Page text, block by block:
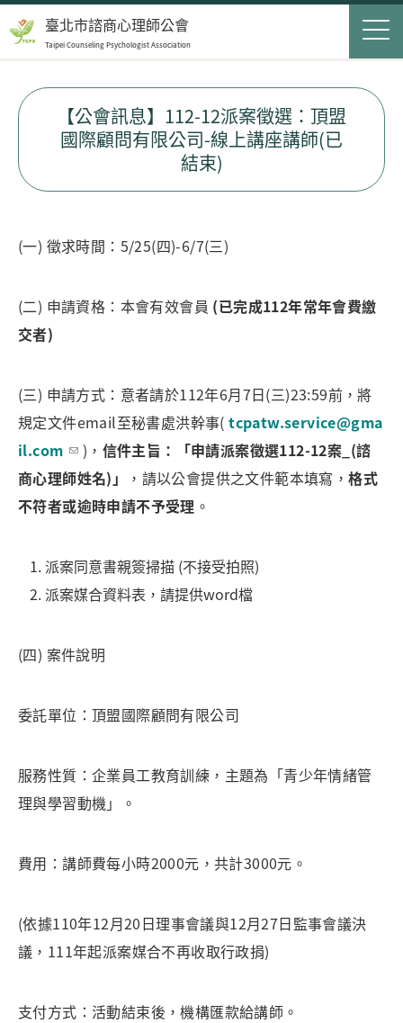
最新消息
會員服務
民眾服務
聯絡我們
登入 申請入會
搜尋
Jump to Navigation
Jump to Main content
【公會訊息】112-12派案徵選：頂盟
國際顧問有限公司-線上講座講師(已
結束)
(一) 徵求時間：5/25(四)-6/7(三)
(二) 申請資格：本會有效會員 (已完成112年常年會費繳
交者)
(三) 申請方式：意者請於112年6月7日(三)23:59前，將
規定文件email至秘書處洪幹事( tcpatw.service@gma
il.com
)， 信件主旨：「申請派案徵選112-12案_(諮
商心理師姓名)」
，請以公會提供之文件範本填寫，格式
不符者或逾時申請不予受理 。
派案同意書親簽掃描 (不接受拍照)
派案媒合資料表，請提供word檔
(四) 案件說明
委託單位：頂盟國際顧問有限公司
服務性質：企業員工教育訓練，主題為「青少年情緒管
理與學習動機」。
費用：講師費每小時2000元，共計3000元。
(依據110年12月20日理事會議與12月27日監事會議決
議，111年起派案媒合不再收取行政捐)
支付方式：活動結束後，機構匯款給講師。
臺北市諮商心理師公會
Taipei Counseling Psychologist Association